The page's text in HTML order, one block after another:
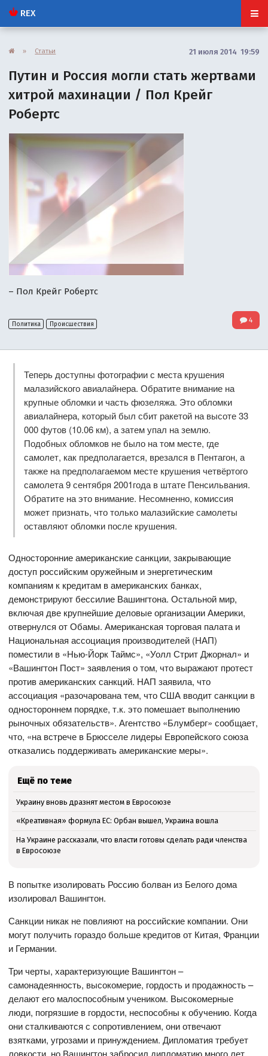
REX
» Статьи 21 июля 2014 19:59
Путин и Россия могли стать жертвами
хитрой махинации / Пол Крейг
Робертс
– Пол Крейг Робертс
Политика Происшествия 4
Теперь доступны фотографии с места крушения
малазийского авиалайнера. Обратите внимание на
крупные обломки и часть фюзеляжа. Это обломки
авиалайнера, который был сбит ракетой на высоте 33
000 футов (10.06 км), а затем упал на землю.
Подобных обломков не было на том месте, где
самолет, как предполагается, врезался в Пентагон, а
также на предполагаемом месте крушения четвёртого
самолета 9 сентября 2001года в штате Пенсильвания.
Обратите на это внимание. Несомненно, комиссия
может признать, что только малазийские самолеты
оставляют обломки после крушения.
Односторонние американские санкции, закрывающие
доступ российским оружейным и энергетическим
компаниям к кредитам в американских банках,
демонстрируют бессилие Вашингтона. Остальной мир,
включая две крупнейшие деловые организации Америки,
отвернулся от Обамы. Американская торговая палата и
Национальная ассоциация производителей (НАП)
поместили в «Нью-Йорк Таймс», «Уолл Стрит Джорнал» и
«Вашингтон Пост» заявления о том, что выражают протест
против американских санкций. НАП заявила, что
ассоциация «разочарована тем, что США вводит санкции в
одностороннем порядке, т.к. это помешает выполнению
рыночных обязательств». Агентство «Блумберг» сообщает,
что, «на встрече в Брюсселе лидеры Европейского союза
отказались поддерживать американские меры».
Ещё по теме
Украину вновь дразнят местом в Евросоюзе
«Креативная» формула ЕС: Орбан вышел, Украина вошла
На Украине рассказали, что власти готовы сделать ради членства
в Евросоюзе
В попытке изолировать Россию болван из Белого дома
изолировал Вашингтон.
Санкции никак не повлияют на российские компании. Они
могут получить гораздо больше кредитов от Китая, Франции
и Германии.
Три черты, характеризующие Вашингтон –
самонадеянность, высокомерие, гордость и продажность –
делают его малоспособным учеником. Высокомерные
люди, погрязшие в гордости, неспособны к обучению. Когда
они сталкиваются с сопротивлением, они отвечают
взятками, угрозами и принуждением. Дипломатия требует